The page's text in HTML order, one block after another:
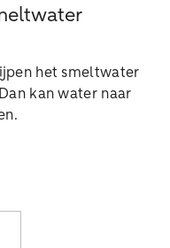
het smeltwater
kan water naar